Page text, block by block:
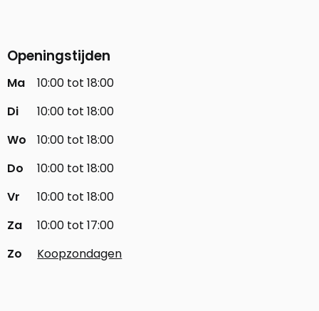
Openingstijden
Ma
10:00 tot 18:00
Di
10:00 tot 18:00
Wo
10:00 tot 18:00
Do
10:00 tot 18:00
Vr
10:00 tot 18:00
Za
10:00 tot 17:00
Zo
Koopzondagen